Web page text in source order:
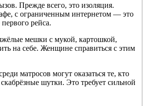
Прежде всего, это изоляция.
с ограниченным интернетом — это
рейса.
мешки с мукой, картошкой,
на себе. Женщине справиться с этим
матросов могут оказаться те, кто
шутки. Это требует сильной